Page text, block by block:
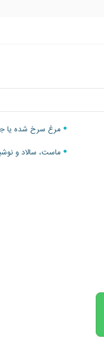
مرغ سرخ شده یا
ماست، سالاد و